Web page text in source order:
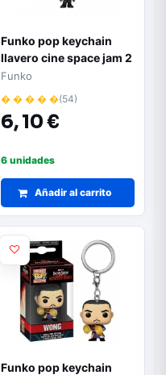
Funko pop keychain
llavero cine space jam 2
don 56236 (preorder
reserva ya)
Funko
� � � � �(54)
6,10 €
6 unidades
Añadir al carrito
Funko pop keychain